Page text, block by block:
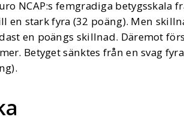
NCAP:s femgradiga betygsskala
en stark fyra (32 poäng). Men
en poängs skillnad. Däremot
Betyget sänktes från en svag